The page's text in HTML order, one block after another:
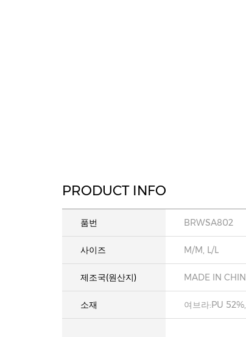
PRODUCT INFO
품번 BRWSA802
사이즈 M/M, L/L
제조국(원산지) MADE IN
소재 여브라:PU